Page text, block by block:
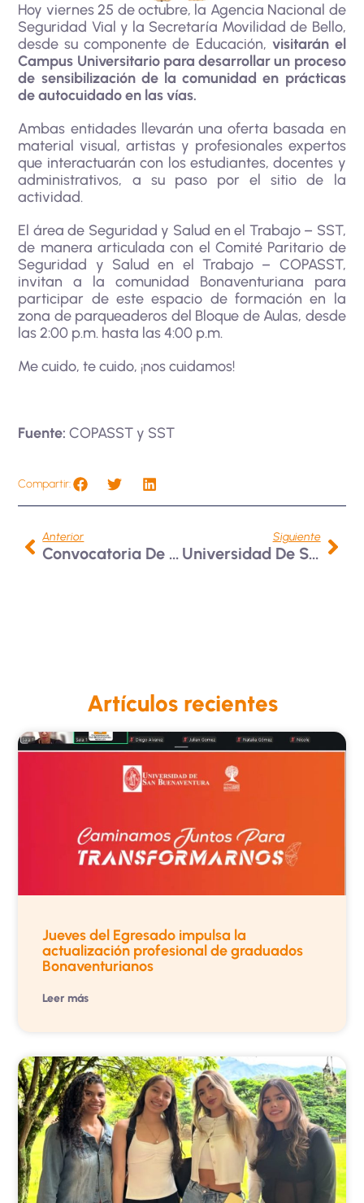
Hoy viernes 25 de octubre, la Agencia Nacional de
Seguridad Vial y la Secretaría Movilidad de Bello,
desde su componente de Educación, visitarán el
Campus Universitario para desarrollar un proceso
de sensibilización de la comunidad en prácticas
de autocuidado en las vías.
Ambas entidades llevarán una oferta basada en
material visual, artistas y profesionales expertos
que interactuarán con los estudiantes, docentes y
administrativos, a su paso por el sitio de la
actividad.
El área de Seguridad y Salud en el Trabajo – SST,
de manera articulada con el Comité Paritario de
Seguridad y Salud en el Trabajo – COPASST,
invitan a la comunidad Bonaventuriana para
participar de este espacio de formación en la
zona de parqueaderos del Bloque de Aulas, desde
las 2:00 p.m. hasta las 4:00 p.m.
Me cuido, te cuido, ¡nos cuidamos!
Fuente: COPASST y SST
Compartir:
Anterior
Convocatoria De Intercambio En El Instituto Tecnológico De Sonora. Cd. Obregón, México
Siguiente
Universidad De San Buenaventura Y Colegio CADS Conversan Sobre Salud Mental En Los Entornos Escolares
Artículos recientes
Jueves del Egresado impulsa la
actualización profesional de graduados
Bonaventurianos
Leer más